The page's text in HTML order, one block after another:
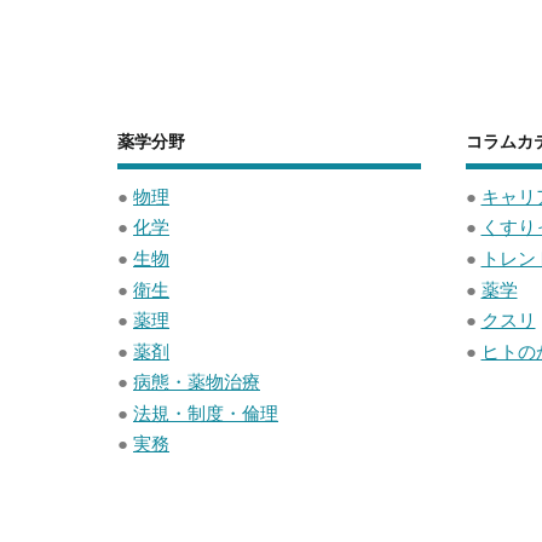
o
薬学分野
● 物理
● 化学
● 生物
● 衛生
● 薬理
● 薬剤
● 病態・薬物治療
● 法規・制度・倫理
● 実務
コラムカ
● キャリ
● くす
● トレン
● 薬学
● クスリ
● ヒトの